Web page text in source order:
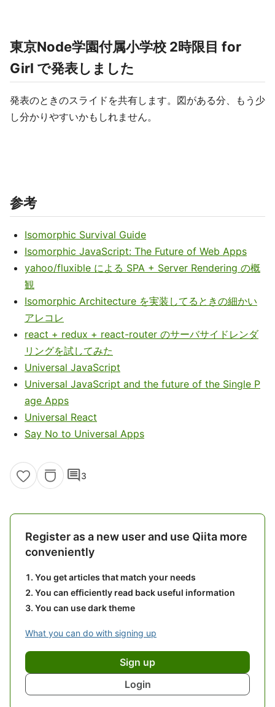
東京Node学園付属小学校 2時限目 for
Girl で発表しました
発表のときのスライドを共有します。図がある分、もう少
し分かりやすいかもしれません。
参考
Isomorphic Survival Guide
Isomorphic JavaScript: The Future of Web Apps
yahoo/fluxible による SPA + Server Rendering の概
観
Isomorphic Architecture を実装してるときの細かい
アレコレ
react + redux + react-router のサーバサイドレンダ
リングを試してみた
Universal JavaScript
Universal JavaScript and the future of the Single P
age Apps
Universal React
Say No to Universal Apps
comment3
Register as a new user and use Qiita more
conveniently
You get articles that match your needs
You can efficiently read back useful information
You can use dark theme
What you can do with signing up
Sign up
Login